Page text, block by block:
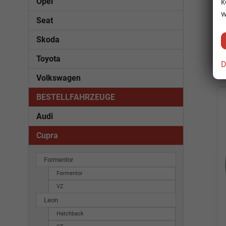
Seat
Skoda
Toyota
Volkswagen
BESTELLFAHRZEUGE
Audi
Cupra
Formentor
Formentor
VZ
Leon
Hatchback